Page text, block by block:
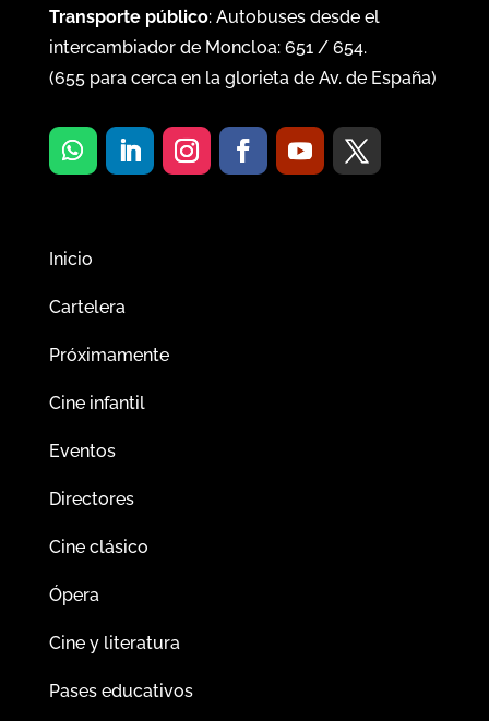
Transporte público: Autobuses desde el
intercambiador de Moncloa: 651/ 654.
(655para cerca en la glorieta de Av. de España)
Inicio
Cartelera
Próximamente
Cine infantil
Eventos
Directores
Cine clásico
Ópera
Cine y literatura
Pases educativos